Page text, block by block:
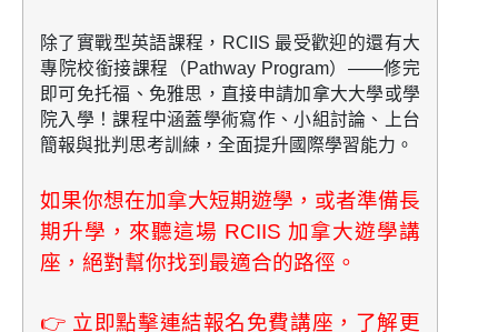
除了實戰型英語課程，RCIIS 最受歡迎的還有大
專院校銜接課程（Pathway Program） ——修完
即可免托福、免雅思，直接申請加拿大大學或學
院入學！課程中涵蓋學術寫作、小組討論、上台
簡報與批判思考訓練，全面提升國際學習能力。
如果你想在加拿大短期遊學，或者準備長
期升學，來聽這場 RCIIS 加拿大遊學講
座，絕對幫你找到最適合的路徑。
👉 立即點擊連結報名免費講座，了解更